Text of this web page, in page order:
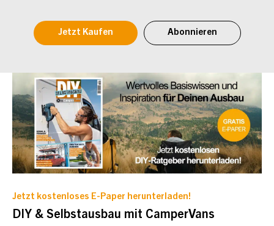
Jetzt Kaufen Abonnieren
Jetzt kostenloses E-Paper herunterladen!
DIY & Selbstausbau mit CamperVans